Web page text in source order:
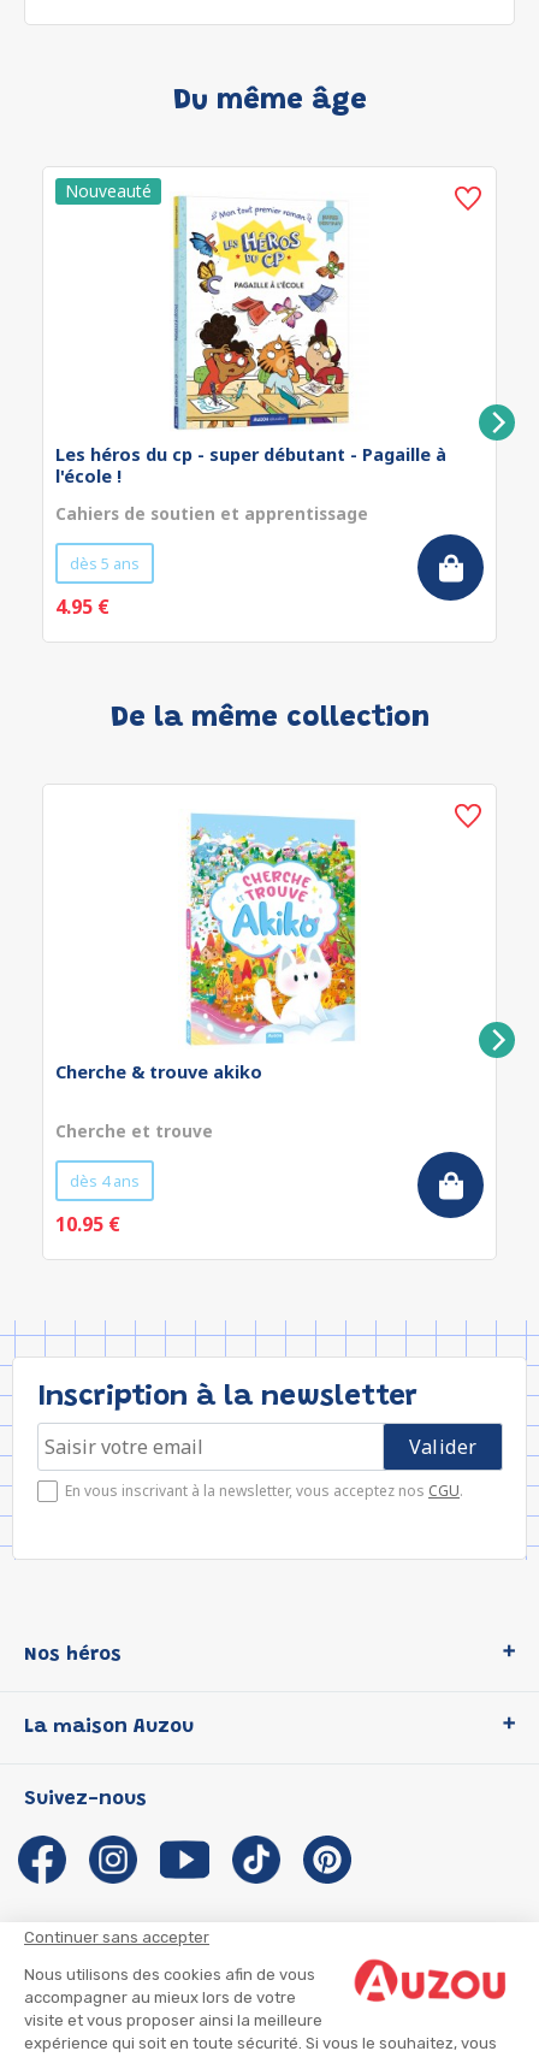
Continuer sans accepter
Nous utilisons des cookies afin de vous
accompagner au mieux lors de votre
visite et vous proposer ainsi la meilleure
expérience qui soit en toute sécurité. Si vous le souhaitez, vous
Du même âge
Les héros du cp - super débutant - Pagaille à
l'école !
Cahiers de soutien et apprentissage
dès 5 ans
4.95 €
De la même collection
Cherche & trouve akiko
Cherche et trouve
dès 4 ans
10.95 €
Inscription à la newsletter
En vous inscrivant à la newsletter, vous acceptez nos CGU.
Nos héros
P'tit Loup
Les Influenceuses
Migali
Petite Taupe
La maison Auzou
Notre histoire
Auzou s'engage
Auteurs et illustrateurs Auzou
Suivre mon colis
Infos consommateur
Suivez-nous
CGU
CGV